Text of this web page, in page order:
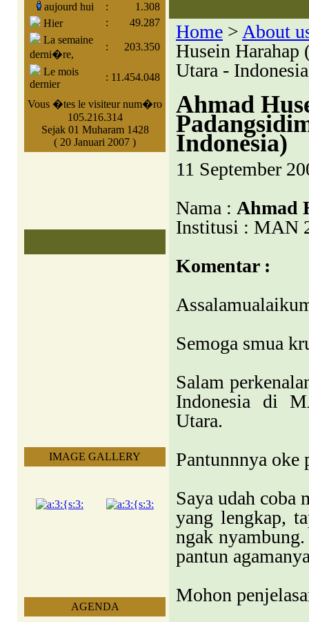
aujourd hui
:
1.308
Hier
:
49.287
La semaine
derni�re,
: 203.350
Le mois
dernier
: 11.454.048
Vous �tes le visiteur num�ro
105.216.314
Sejak 01 Muharam 1428
( 20 Januari 2007 )
IMAGE GALLERY
AGENDA
Home > About
Husein Harahap
Utara -
Ahmad
Indonesia)
11 September
Nama : Ahmad
Institusi : MAN
Komentar :
Semoga smua
Salam
Indonesia di
Utara.
Pantunnnya oke
Saya udah coba
yang lengkap,
ngak
pantun
Mohon